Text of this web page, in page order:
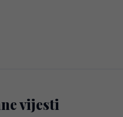
vijesti